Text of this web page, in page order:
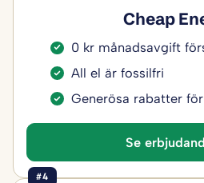
Cheap
0 kr månadsavgift
All el är fossilfri
Generösa rabatter
Se
#4